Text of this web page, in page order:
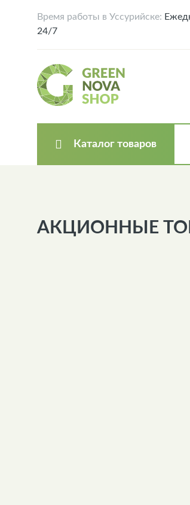
Время работы в Уссурийске:
24/7
Каталог товаров
АКЦИОННЫЕ